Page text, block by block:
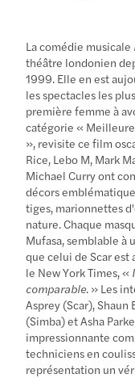
La comédie musicale
théâtre londonien
1999. Elle en est
les spectacles les
première femme à
catégorie «
», revisite ce film
Rice, Lebo M, Mark
Michael Curry ont
décors
tiges, marionnettes
nature. Chaque
Mufasa, semblable à
que celui de Scar
le New York Times, «
comparable. » Les
Asprey (Scar),
(Simba) et Asha
impressionnante
techniciens en
représentation un